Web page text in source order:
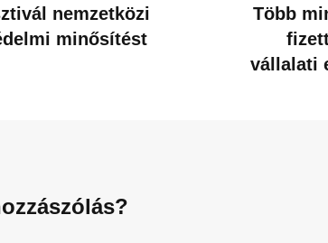
nemzetközi
minősítést
Több
vállalati